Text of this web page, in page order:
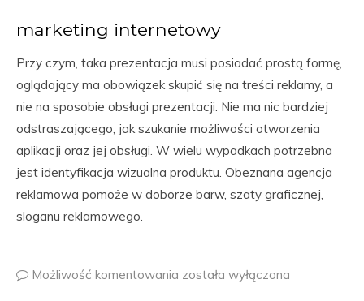
marketing internetowy
Przy czym, taka prezentacja musi posiadać prostą formę,
oglądający ma obowiązek skupić się na treści reklamy, a
nie na sposobie obsługi prezentacji. Nie ma nic bardziej
odstraszającego, jak szukanie możliwości otworzenia
aplikacji oraz jej obsługi. W wielu wypadkach potrzebna
jest identyfikacja wizualna produktu. Obeznana agencja
reklamowa pomoże w doborze barw, szaty graficznej,
sloganu reklamowego.
Możliwość komentowania została wyłączona